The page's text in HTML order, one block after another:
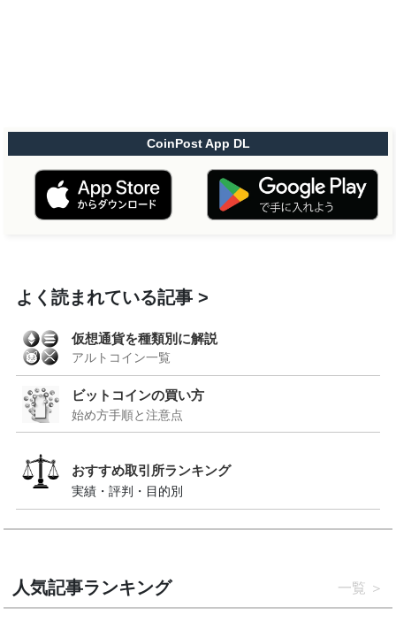
CoinPost App DL
よく読まれている記事
仮想通貨を種類別に解説
アルトコイン一覧
ビットコインの買い方
始め方手順と注意点
おすすめ取引所ランキング
実績・評判・目的別
人気記事ランキング 一覧